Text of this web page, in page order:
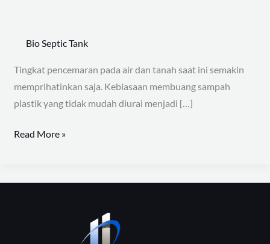
Bio Septic Tank
Tingkat pencemaran pada air dan tanah saat ini semakin
memprihatinkan saja. Kebiasaan membuang sampah
plastik yang tidak mudah diurai menjadi […]
Read More »